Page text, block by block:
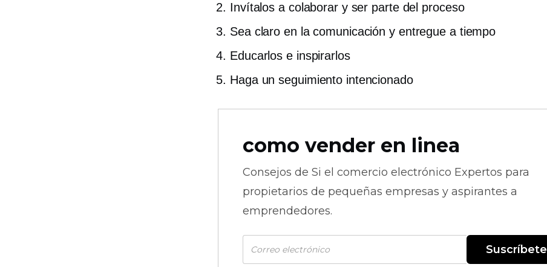
Invítalos a colaborar y ser parte del proceso
Sea claro en la comunicación y entregue a tiempo
Educarlos e inspirarlos
Haga un seguimiento intencionado
como vender en linea
Consejos de Si el comercio electrónico Expertos para
propietarios de pequeñas empresas y aspirantes a
emprendedores.
Suscríbete